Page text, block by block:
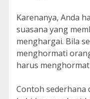
Karenanya, Anda
suasana yang
menghargai. Bila
menghormati
harus
Contoh sederhana